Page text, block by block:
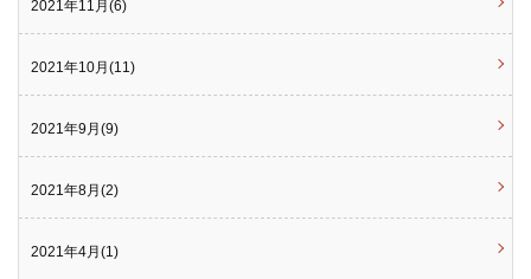
2021年11月(6)
2021年10月(11)
2021年9月(9)
2021年8月(2)
2021年4月(1)